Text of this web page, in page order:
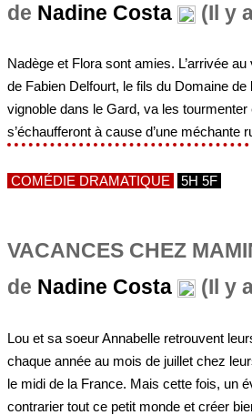
de Nadine Costa (Il y
Nadège et Flora sont amies. L’arrivée
de Fabien Delfourt, le fils du Domaine
vignoble dans le Gard, va les tourmenter
s’échaufferont à cause d’une méchante
COMÉDIE DRAMATIQUE 5H 5F
VACANCES CHEZ
de Nadine Costa (Il y
Lou et sa soeur Annabelle retrouvent
chaque année au mois de juillet chez
le midi de la France. Mais cette fois, un
contrarier tout ce petit monde et créer